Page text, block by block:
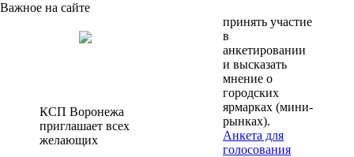
Важное на сайте
КСП Воронежа
приглашает всех
желающих
принять участие
в
анкетировании
и высказать
мнение о
городских
ярмарках (мини-
рынках).
Анкета для
голосования